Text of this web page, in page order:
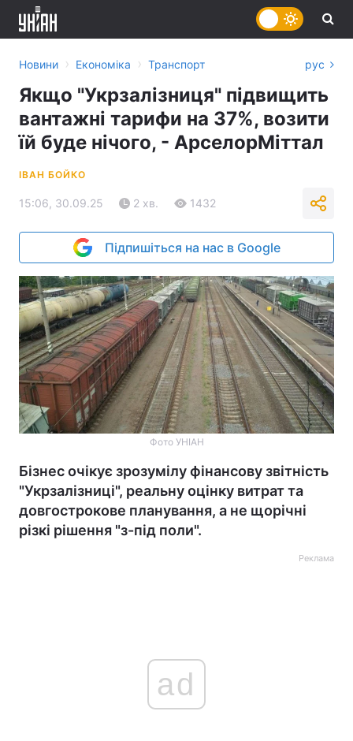
Новини › Економіка › Транспорт рус
Якщо "Укрзалізниця" підвищить
вантажні тарифи на 37%, возити
їй буде нічого, - АрселорМіттал
ІВАН БОЙКО
15:06, 30.09.25 2 хв. 1432
Підпишіться на нас в Google
Фото УНІАН
Бізнес очікує зрозумілу фінансову звітність
"Укрзалізниці", реальну оцінку витрат та
довгострокове планування, а не щорічні
різкі рішення "з-під поли".
Реклама
ad